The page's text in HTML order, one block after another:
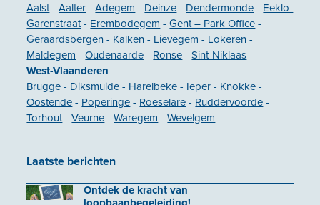
Aalst-Aalter -Adegem - Deinze - Dendermonde - Eeklo-
Garenstraat- Erembodegem -Gent – Park Office -
Geraardsbergen - Kalken - Lievegem - Lokeren -
Maldegem -Oudenaarde - Ronse -Sint-Niklaas
West-Vlaanderen
Brugge - Diksmuide - Harelbeke - Ieper - Knokke -
Oostende - Poperinge - Roeselare - Ruddervoorde -
Torhout-Veurne -Waregem -Wevelgem
Laatste berichten
Ontdek de kracht van